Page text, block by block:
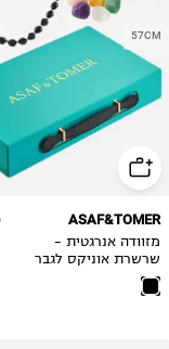
57CM
ASAF&TOMER
מזוודה אנרגטית -
שרשרת אוניקס לגבר